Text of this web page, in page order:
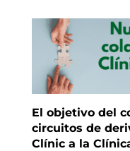
El objetivo del
circuitos de
Clínic a la